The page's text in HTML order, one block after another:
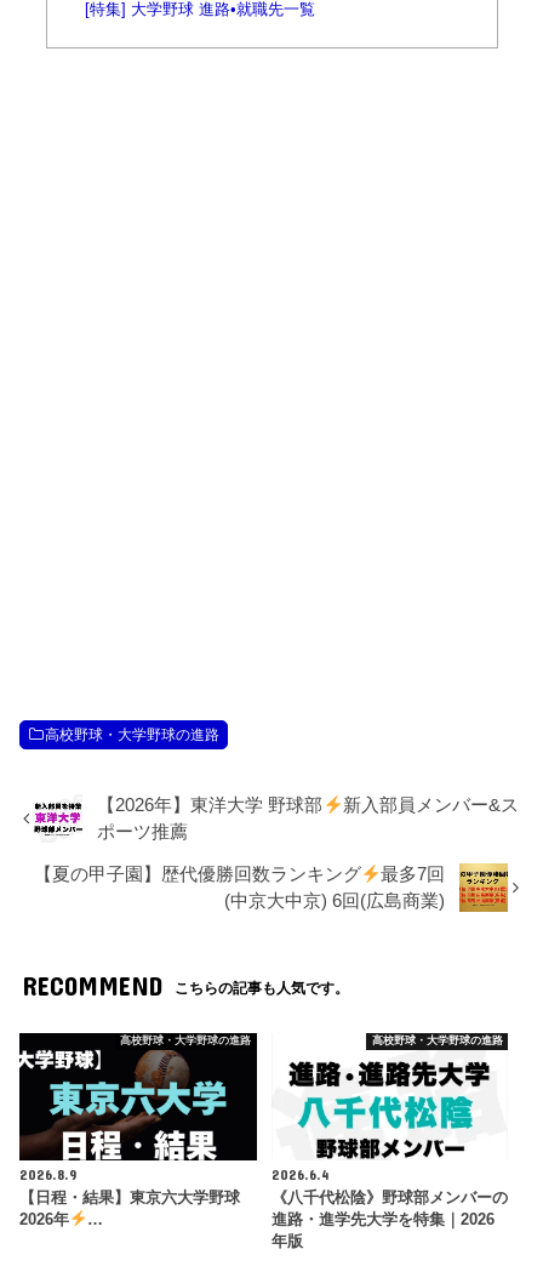
[特集] 大学野球 進路•就職先一覧
高校野球・大学野球の進路
【2026年】東洋大学 野球部
新入部員メンバー&ス
ポーツ推薦
【夏の甲子園】歴代優勝回数ランキング
最多7回
(中京大中京) 6回(広島商業)
RECOMMEND こちらの記事も人気です。
高校野球・大学野球の進路
2026.8.9
【日程・結果】東京六大学野球
2026年
…
高校野球・大学野球の進路
2026.6.4
《八千代松陰》野球部メンバーの
進路・進学先大学を特集｜2026
年版